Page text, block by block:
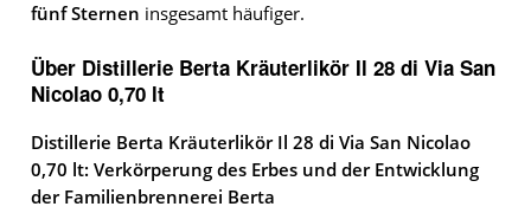
fünf Sternen insgesamt häufiger.
Über Distillerie Berta Kräuterlikör Il 28 di Via San
Nicolao 0,70 lt
Distillerie Berta Kräuterlikör Il 28 di Via San Nicolao
0,70 lt: Verkörperung des Erbes und der Entwicklung
der Familienbrennerei Berta